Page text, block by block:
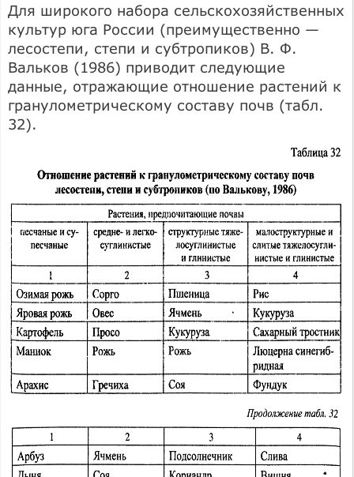
Для широкого набора сельскохозяйственных
культур юга России (преимущественно —
лесостепи, степи и субтропиков) В. Ф.
Вальков (1986) приводит следующие
данные, отражающие отношение растений к
гранулометрическому составу почв (табл.
32).